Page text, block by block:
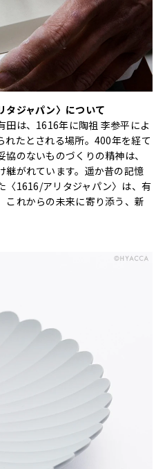
ジャパン〉について
田は、1616年に陶祖 李参平によ
れたとされる場所。400年を経て
のないものづくりの精神は、
継がれています。遥か昔の記憶
〈1616/アリタジャパン〉は、有
これからの未来に寄り添う、新